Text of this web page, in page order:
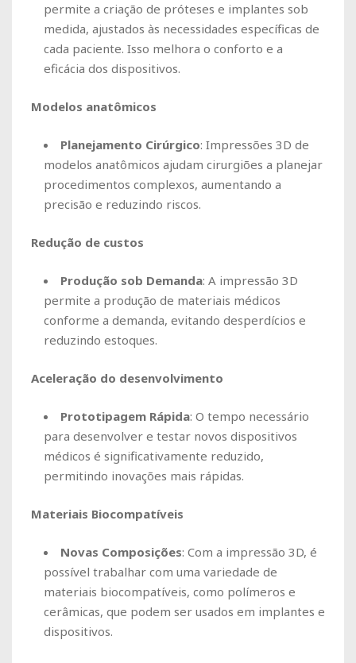
permite a criação de próteses e implantes sob
medida, ajustados às necessidades específicas de
cada paciente. Isso melhora o conforto e a
eficácia dos dispositivos.
Modelos anatômicos
Planejamento Cirúrgico: Impressões 3D de
modelos anatômicos ajudam cirurgiões a planejar
procedimentos complexos, aumentando a
precisão e reduzindo riscos.
Redução de custos
Produção sob Demanda: A impressão 3D
permite a produção de materiais médicos
conforme a demanda, evitando desperdícios e
reduzindo estoques.
Aceleração do desenvolvimento
Prototipagem Rápida: O tempo necessário
para desenvolver e testar novos dispositivos
médicos é significativamente reduzido,
permitindo inovações mais rápidas.
Materiais Biocompatíveis
Novas Composições: Com a impressão 3D, é
possível trabalhar com uma variedade de
materiais biocompatíveis, como polímeros e
cerâmicas, que podem ser usados em implantes e
dispositivos.